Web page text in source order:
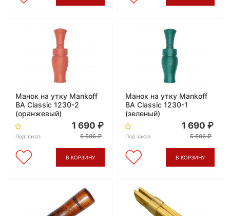
Манок на утку Mankoff
BA Classic 1230-2
(оранжевый)
Под заказ
1 690
5 506
В КОРЗИНУ
Манок на утку Mankoff
BA Classic 1230-1
(зеленый)
Под заказ
1 690
5 506
В КОРЗИНУ